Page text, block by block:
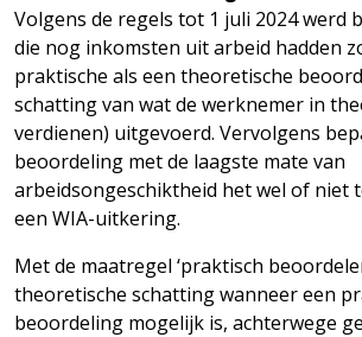
Volgens de regels tot 1 juli 2024 werd
die nog inkomsten uit arbeid hadden
praktische als een theoretische
schatting van wat de werknemer in
verdienen) uitgevoerd. Vervolgens
beoordeling met de laagste mate van
arbeidsongeschiktheid het wel of niet
een WIA-uitkering.
Met de maatregel ‘praktisch
theoretische schatting wanneer een
beoordeling mogelijk is, achterwege